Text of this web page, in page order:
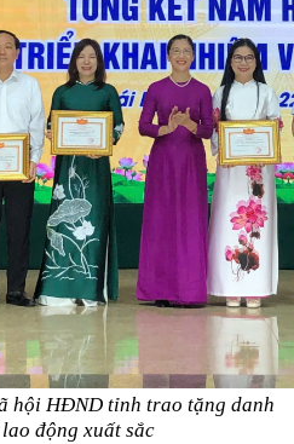
hội HĐND tỉnh trao tặng danh
động xuất sắc